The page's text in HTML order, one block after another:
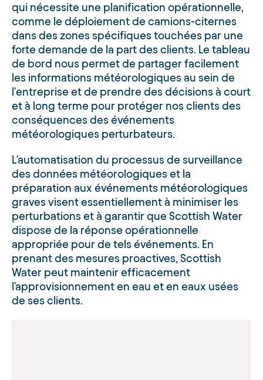
qui nécessite une planification opérationnelle,
comme le déploiement de camions-citernes
dans des zones spécifiques touchées par une
forte demande de la part des clients. Le tableau
de bord nous permet de partager facilement
les informations météorologiques au sein de
l'entreprise et de prendre des décisions à court
et à long terme pour protéger nos clients des
conséquences des événements
météorologiques perturbateurs.
L'automatisation du processus de surveillance
des données météorologiques et la
préparation aux événements météorologiques
graves visent essentiellement à minimiser les
perturbations et à garantir que Scottish Water
dispose de la réponse opérationnelle
appropriée pour de tels événements. En
prenant des mesures proactives, Scottish
Water peut maintenir efficacement
l'approvisionnement en eau et en eaux usées
de ses clients.